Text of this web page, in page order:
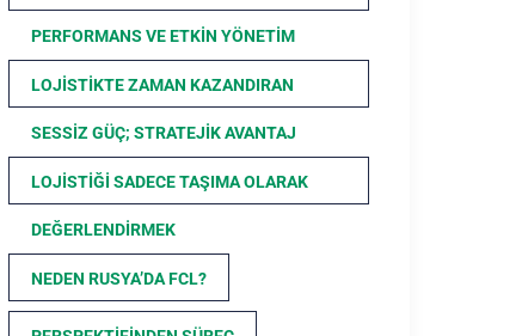
PERFORMANS VE ETKIN YÖNETIM
LOJISTIKTE ZAMAN KAZANDIRAN
SESSIZ GÜÇ; STRATEJIK AVANTAJ
LOJISTIĞI SADECE TAŞIMA OLARAK
DEĞERLENDIRMEK
NEDEN RUSYA’DA FCL?